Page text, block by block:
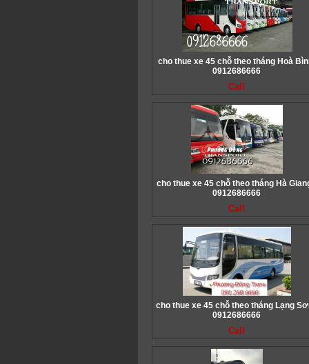
cho thue xe 45 chỗ theo tháng Hoà
0912686666
Call
cho thue xe 45 chỗ theo tháng Hà
0912686666
Call
cho thue xe 45 chỗ theo tháng Lạng
0912686666
Call